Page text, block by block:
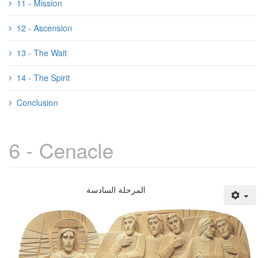
11 - Mission
12 - Ascension
13 - The Wait
14 - The Spirit
Conclusion
6 - Cenacle
المرحلة السادسة